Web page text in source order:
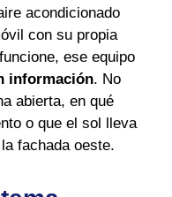
acondicionado
con su propia
ese equipo
información. No
abierta, en qué
o que el sol lleva
fachada oeste.